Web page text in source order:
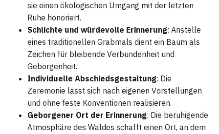
sie einen ökologischen Umgang mit der letzten
Ruhe honoriert.
Schlichte und würdevolle Erinnerung: Anstelle
eines traditionellen Grabmals dient ein Baum als
Zeichen für bleibende Verbundenheit und
Geborgenheit.
Individuelle Abschiedsgestaltung: Die
Zeremonie lässt sich nach eigenen Vorstellungen
und ohne feste Konventionen realisieren.
Geborgener Ort der Erinnerung: Die beruhigende
Atmosphäre des Waldes schafft einen Ort, an dem